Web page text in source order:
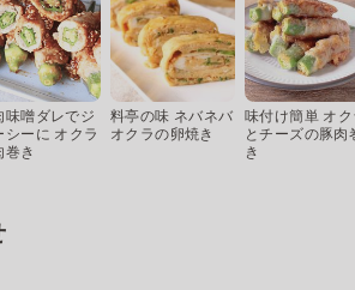
味噌ダレでジ
シーに オクラ
巻き
料亭の味 ネバネバ
オクラの卵焼き
味付け簡単 オ
とチーズの豚肉
き